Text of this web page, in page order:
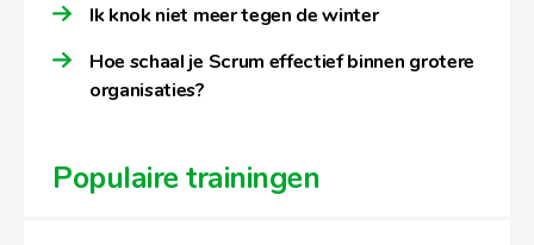
Ik knok niet meer tegen de winter
Hoe schaal je Scrum effectief binnen grotere
organisaties?
Populaire trainingen